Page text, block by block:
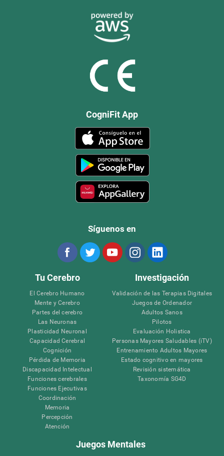
CogniFit App
Síguenos en
Tu Cerebro
El Cerebro Humano
Mente y Cerebro
Partes del cerebro
Las Neuronas
Plasticidad Neuronal
Capacidad Cerebral
Cognición
Pérdida de Memoria
Discapacidad Intelectual
Funciones cerebrales
Funciones Ejecutivas
Coordinación
Memoria
Percepción
Atención
Investigación
Validación de las Terapias Digitales
Juegos de Ordenador
Adultos Sanos
Pilotos
Evaluación Holistica
Personas Mayores Saludables (iTV)
Entrenamiento Adultos Mayores
Estado cognitivo en mayores
Revisión sistemática
Taxonomía SG4D
Juegos Mentales